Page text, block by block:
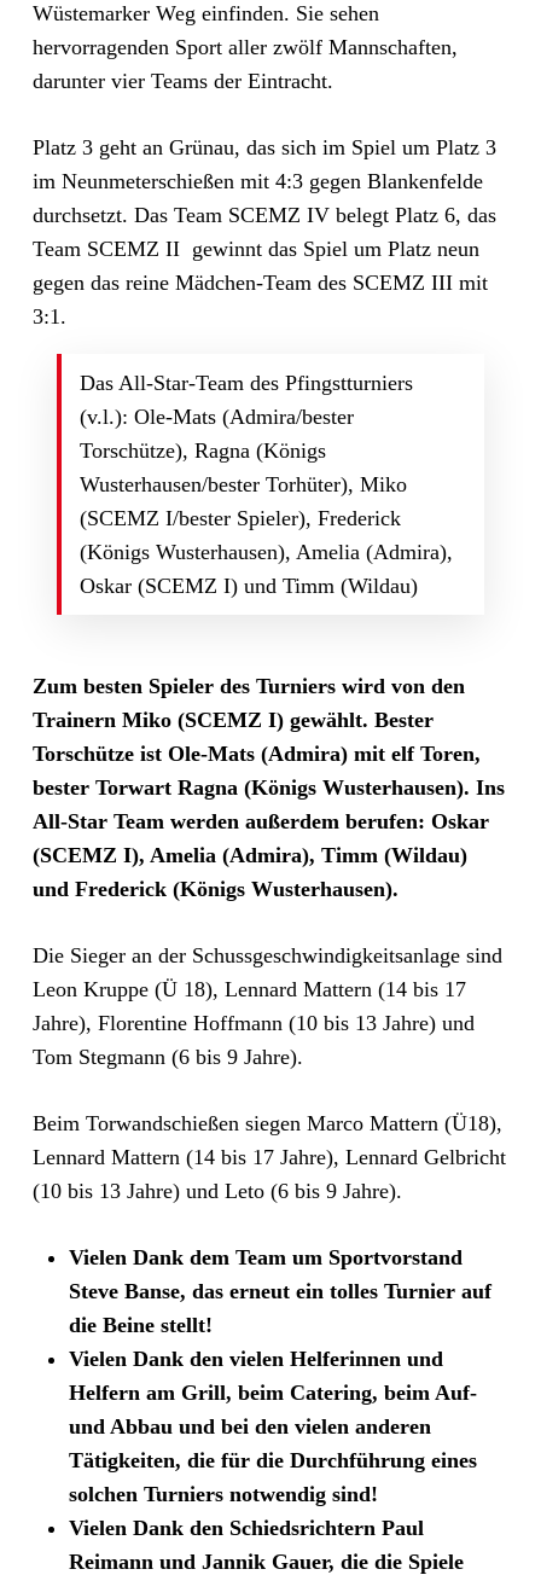
Wüstemarker Weg einfinden. Sie sehen
hervorragenden Sport aller zwölf Mannschaften,
darunter vier Teams der Eintracht.
Platz 3 geht an Grünau, das sich im Spiel um Platz 3
im Neunmeterschießen mit 4:3 gegen Blankenfelde
durchsetzt. Das Team SCEMZ IV belegt Platz 6, das
Team SCEMZ II gewinnt das Spiel um Platz neun
gegen das reine Mädchen-Team des SCEMZ III mit
3:1.
Das All-Star-Team des Pfingstturniers
(v.l.): Ole-Mats (Admira/bester
Torschütze), Ragna (Königs
Wusterhausen/bester Torhüter), Miko
(SCEMZ I/bester Spieler), Frederick
(Königs Wusterhausen), Amelia (Admira),
Oskar (SCEMZ I) und Timm (Wildau)
Zum besten Spieler des Turniers wird von den
Trainern Miko (SCEMZ I) gewählt. Bester
Torschütze ist Ole-Mats (Admira) mit elf Toren,
bester Torwart Ragna (Königs Wusterhausen). Ins
All-Star Team werden außerdem berufen: Oskar
(SCEMZ I), Amelia (Admira), Timm (Wildau)
und Frederick (Königs Wusterhausen).
Die Sieger an der Schussgeschwindigkeitsanlage sind
Leon Kruppe (Ü 18), Lennard Mattern (14 bis 17
Jahre), Florentine Hoffmann (10 bis 13 Jahre) und
Tom Stegmann (6 bis 9 Jahre).
Beim Torwandschießen siegen Marco Mattern (Ü18),
Lennard Mattern (14 bis 17 Jahre), Lennard Gelbricht
(10 bis 13 Jahre) und Leto (6 bis 9 Jahre).
Vielen Dank dem Team um Sportvorstand
Steve Banse, das erneut ein tolles Turnier auf
die Beine stellt!
Vielen Dank den vielen Helferinnen und
Helfern am Grill, beim Catering, beim Auf-
und Abbau und bei den vielen anderen
Tätigkeiten, die für die Durchführung eines
solchen Turniers notwendig sind!
Vielen Dank den Schiedsrichtern Paul
Reimann und Jannik Gauer, die die Spiele